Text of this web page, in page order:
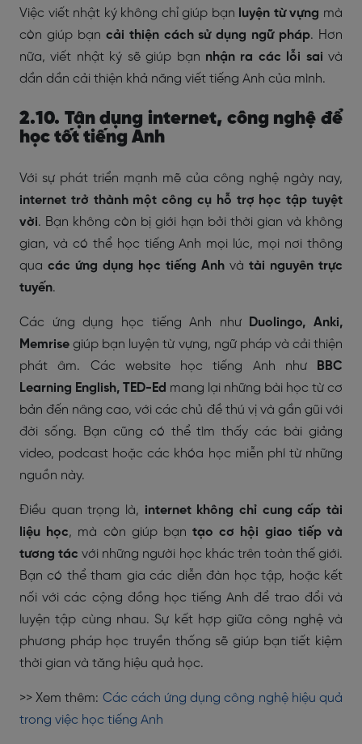
Việc viết nhật ký không chỉ giúp bạn luyện từ vựng mà
còn giúp bạn cải thiện cách sử dụng ngữ pháp. Hơn
nữa, viết nhật ký sẽ giúp bạn nhận ra các lỗi sai và
dần dần cải thiện khả năng viết tiếng Anh của mình.
2.10. Tận dụng internet, công nghệ để
học tốt tiếng Anh
Với sự phát triển mạnh mẽ của công nghệ ngày nay,
internet trở thành một công cụ hỗ trợ học tập tuyệt
vời. Bạn không còn bị giới hạn bởi thời gian và không
gian, và có thể học tiếng Anh mọi lúc, mọi nơi thông
qua các ứng dụng học tiếng Anh và tài nguyên trực
tuyến.
Các ứng dụng học tiếng Anh như
Duolingo, Anki,
Memrise giúp bạn luyện từ vựng, ngữ pháp và cải thiện
phát âm. Các website học tiếng Anh như
BBC
Learning English, TED-Ed mang lại những bài học từ cơ
bản đến nâng cao, với các chủ đề thú vị và gần gũi với
đời sống. Bạn cũng có thể tìm thấy các bài giảng
video, podcast hoặc các khóa học miễn phí từ những
nguồn này.
Điều quan trọng là, internet không chỉ cung cấp tài
liệu học, mà còn giúp bạntạo cơ hội giao tiếp và
tương tác với những người học khác trên toàn thế giới.
Bạn có thể tham gia các diễn đàn học tập, hoặc kết
nối với các cộng đồng học tiếng Anh để trao đổi và
luyện tập cùng nhau. Sự kết hợp giữa công nghệ và
phương pháp học truyền thống sẽ giúp bạn tiết kiệm
thời gian và tăng hiệu quả học.
>> Xem thêm: Các cách ứng dụng công nghệ hiệu quả
trong việc học tiếng Anh